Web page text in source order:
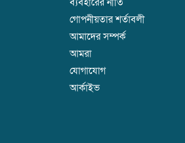
গোপনীয়তার শর্তাবলী
আমাদের সম্পর্ক
আমরা
যোগাযোগ
আর্কাইভ